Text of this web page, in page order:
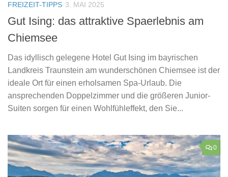
FREIZEIT-TIPPS 3. MAI 2025
Gut Ising: das attraktive Spaerlebnis am
Chiemsee
Das idyllisch gelegene Hotel Gut Ising im bayrischen
Landkreis Traunstein am wunderschönen Chiemsee ist der
ideale Ort für einen erholsamen Spa-Urlaub. Die
ansprechenden Doppelzimmer und die größeren Junior-
Suiten sorgen für einen Wohlfühleffekt, den Sie...
0